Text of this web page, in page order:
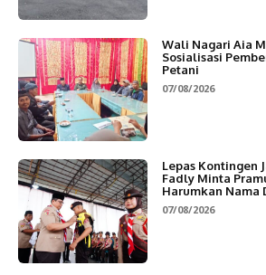
Wali Nagari Aia
Sosialisasi
Petani
07/08/2026
Lepas Kontingen
Fadly Minta
Harumkan Nama
07/08/2026